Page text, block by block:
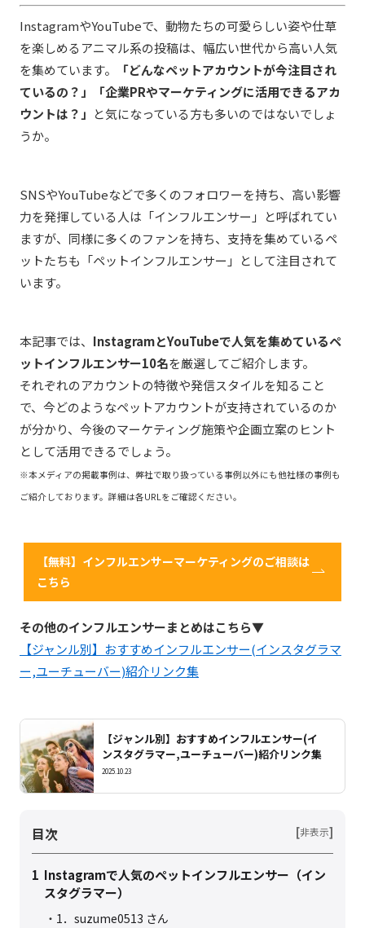
InstagramやYouTubeで、動物たちの可愛らしい姿や仕草
を楽しめるアニマル系の投稿は、幅広い世代から高い人気
を集めています。
「どんなペットアカウントが今注目され
ているの？」「企業PRやマーケティングに活用できるアカ
ウントは？」 と気になっている方も多いのではないでしょ
うか。
SNSやYouTubeなどで多くのフォロワーを持ち、高い影響
力を発揮している人は「インフルエンサー」と呼ばれてい
ますが、同様に多くのファンを持ち、支持を集めているペ
ットたちも「ペットインフルエンサー」として注目されて
います。
本記事では、 InstagramとYouTubeで人気を集めているペ
ットインフルエンサー10名を厳選してご紹介します。
それぞれのアカウントの特徴や発信スタイルを知ること
で、今どのようなペットアカウントが支持されているのか
が分かり、今後のマーケティング施策や企画立案のヒント
として活用できるでしょう。
※本メディアの掲載事例は、弊社で取り扱っている事例以外にも他社様の事例も
ご紹介しております。詳細は各URLをご確認ください。
【無料】インフルエンサーマーケティングのご相談は
こちら
その他のインフルエンサーまとめはこちら▼
【ジャンル別】おすすめインフルエンサー(インスタグラマ
ー,ユーチューバー)紹介リンク集
【ジャンル別】おすすめインフルエンサー(イ
ンスタグラマー,ユーチューバー)紹介リンク集
2025.10.23
目次 [非表示]
1 Instagramで人気のペットインフルエンサー（イン
スタグラマー）
1．suzume0513 さん